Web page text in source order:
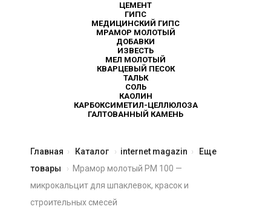
ЦЕМЕНТ
ГИПС
МЕДИЦИНСКИЙ ГИПС
МРАМОР МОЛОТЫЙ
ДОБАВКИ
ИЗВЕСТЬ
МЕЛ МОЛОТЫЙ
КВАРЦЕВЫЙ ПЕСОК
ТАЛЬК
СОЛЬ
КАОЛИН
КАРБОКСИМЕТИЛ-ЦЕЛЛЮЛОЗА
ГАЛТОВАННЫЙ КАМЕНЬ
Главная Каталог internet magazin
Еще
товары
Мрамор молотый РМ 100 —
микрокальцит для шпаклевок, красок и
строительных смесей